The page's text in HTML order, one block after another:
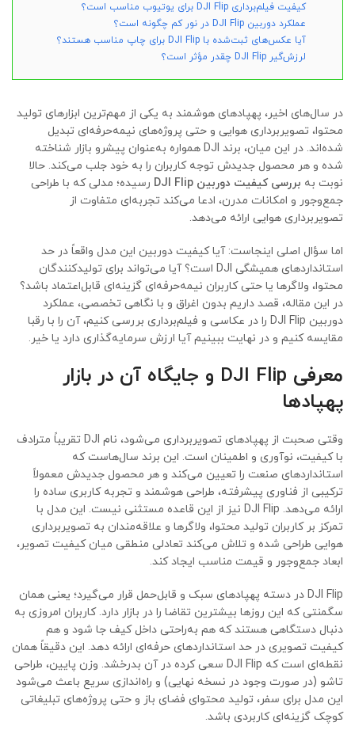
کیفیت فیلم‌برداری DJI Flip برای یوتیوب مناسب است؟
عملکرد دوربین DJI Flip در نور کم چگونه است؟
آیا عکس‌های ثبت‌شده با DJI Flip برای چاپ مناسب هستند؟
لرزش‌گیر DJI Flip چقدر مؤثر است؟
در سال‌های اخیر، پهپادهای هوشمند به یکی از مهم‌ترین ابزارهای تولید
محتوا، تصویربرداری هوایی و حتی پروژه‌های نیمه‌حرفه‌ای تبدیل
شده‌اند. در این میان، برند DJI همواره به‌عنوان پیشرو بازار شناخته
شده و هر محصول جدیدش توجه کاربران را به خود جلب می‌کند. حالا
نوبت به بررسی کیفیت دوربین DJI Flip
رسیده؛ مدلی که با طراحی
جمع‌وجور و امکانات مدرن، ادعا می‌کند تجربه‌ای متفاوت از
تصویربرداری هوایی ارائه می‌دهد.
اما سؤال اصلی اینجاست: آیا کیفیت دوربین این مدل واقعاً در حد
استانداردهای همیشگی DJI است؟ آیا می‌تواند برای تولیدکنندگان
محتوا، ولاگرها یا حتی کاربران نیمه‌حرفه‌ای گزینه‌ای قابل‌اعتماد باشد؟
در این مقاله، قصد داریم بدون اغراق و با نگاهی تخصصی، عملکرد
دوربین DJI Flip را در عکاسی و فیلم‌برداری بررسی کنیم، آن را با رقبا
مقایسه کنیم و در نهایت ببینیم آیا ارزش سرمایه‌گذاری دارد یا خیر.
معرفی DJI Flip و جایگاه آن در بازار
پهپادها
وقتی صحبت از پهپادهای تصویربرداری می‌شود، نام DJI تقریباً مترادف
با کیفیت، نوآوری و اطمینان است. این برند سال‌هاست که
استانداردهای صنعت را تعیین می‌کند و هر محصول جدیدش معمولاً
ترکیبی از فناوری پیشرفته، طراحی هوشمند و تجربه کاربری ساده را
ارائه می‌دهد. DJI Flip نیز از این قاعده مستثنی نیست. این مدل با
تمرکز بر کاربران تولید محتوا، ولاگرها و علاقه‌مندان به تصویربرداری
هوایی طراحی شده و تلاش می‌کند تعادلی منطقی میان کیفیت تصویر،
ابعاد جمع‌وجور و قیمت مناسب ایجاد کند.
DJI Flip در دسته پهپادهای سبک و قابل‌حمل قرار می‌گیرد؛ یعنی همان
سگمنتی که این روزها بیشترین تقاضا را در بازار دارد. کاربران امروزی به
دنبال دستگاهی هستند که هم به‌راحتی داخل کیف جا شود و هم
کیفیت تصویری در حد استانداردهای حرفه‌ای ارائه دهد. این دقیقاً همان
نقطه‌ای است که DJI Flip سعی کرده در آن بدرخشد. وزن پایین، طراحی
تاشو (در صورت وجود در نسخه نهایی) و راه‌اندازی سریع باعث می‌شود
این مدل برای سفر، تولید محتوای فضای باز و حتی پروژه‌های تبلیغاتی
کوچک گزینه‌ای کاربردی باشد.